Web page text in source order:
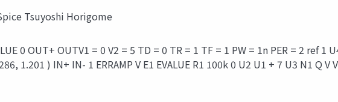
Tsuyoshi Horigome
0 OUT+ OUTV1 = 0 V2 = 5 TD = 0 TR = 1 TF = 1 PW = 1n PER = 2 ref
1.201 ) IN+ IN- 1 ERRAMP V E1 EVALUE R1 100k 0 U2 U1 + 7 U3 N1 Q V